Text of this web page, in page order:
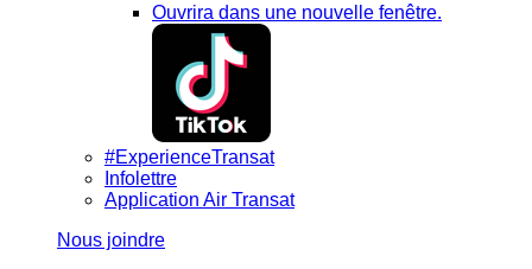
Ouvrira dans une nouvelle fenêtre.
#ExperienceTransat
Infolettre
Application Air Transat
Nous joindre